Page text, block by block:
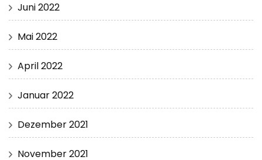
Juni 2022
Mai 2022
April 2022
Januar 2022
Dezember 2021
November 2021